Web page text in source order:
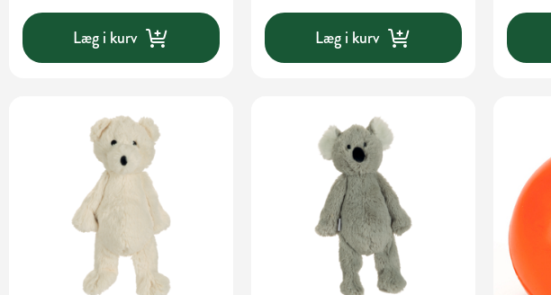
Læg i kurv Læg i kurv